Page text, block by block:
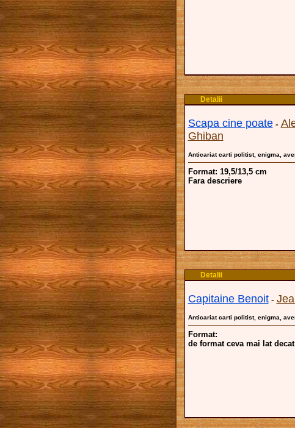
Detalii
Scapa cine poate-
Ghiban
Anticariat carti politist, enigma,
Format: 19,5/13,5 cm
Fara descriere
Detalii
Capitaine Benoit-
Anticariat carti politist, enigma,
Format:
de format ceva mai lat